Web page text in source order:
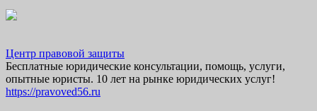
Центр правовой защиты
Бесплатные юридические консультации, помощь, услуги,
опытные юристы. 10 лет на рынке юридических услуг!
https://pravoved56.ru